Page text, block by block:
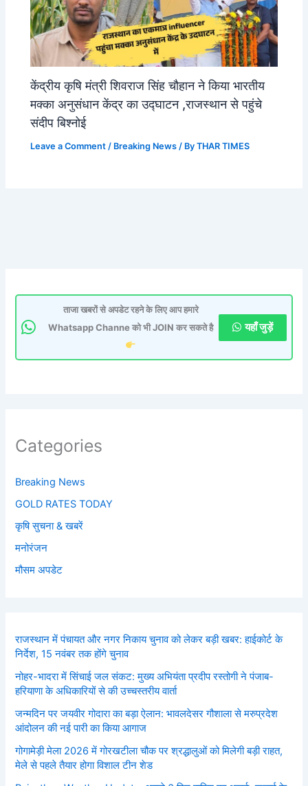
केंद्रीय कृषि मंत्री शिवराज सिंह चौहान ने किया भारतीय
मक्का अनुसंधान केंद्र का उद्घाटन ,राजस्थान से पहुंचे
संदीप बिश्नोई
Leave a Comment / Breaking News / ByTHAR TIMES
ताजा खबरों से अपडेट रहने के लिए आप हमारे
Whatsapp Channe को भी JOIN कर सकते है
यहाँ जुड़ें
Categories
Breaking News
GOLD RATES TODAY
कृषि सुचना & खबरें
मनोरंजन
मौसम अपडेट
राजस्थान में पंचायत और नगर निकाय चुनाव को लेकर बड़ी खबर: हाईकोर्ट के
निर्देश, 15 नवंबर तक होंगे चुनाव
नोहर-भादरा में सिंचाई जल संकट: मुख्य अभियंता प्रदीप रस्तोगी ने पंजाब-
हरियाणा के अधिकारियों से की उच्चस्तरीय वार्ता
जन्मदिन पर जयवीर गोदारा का बड़ा ऐलान: भावलदेसर गौशाला से मरुप्रदेश
आंदोलन की नई पारी का किया आगाज
गोगामेड़ी मेला 2026 में गोरखटीला चौक पर श्रद्धालुओं को मिलेगी बड़ी राहत,
मेले से पहले तैयार होगा विशाल टीन शेड